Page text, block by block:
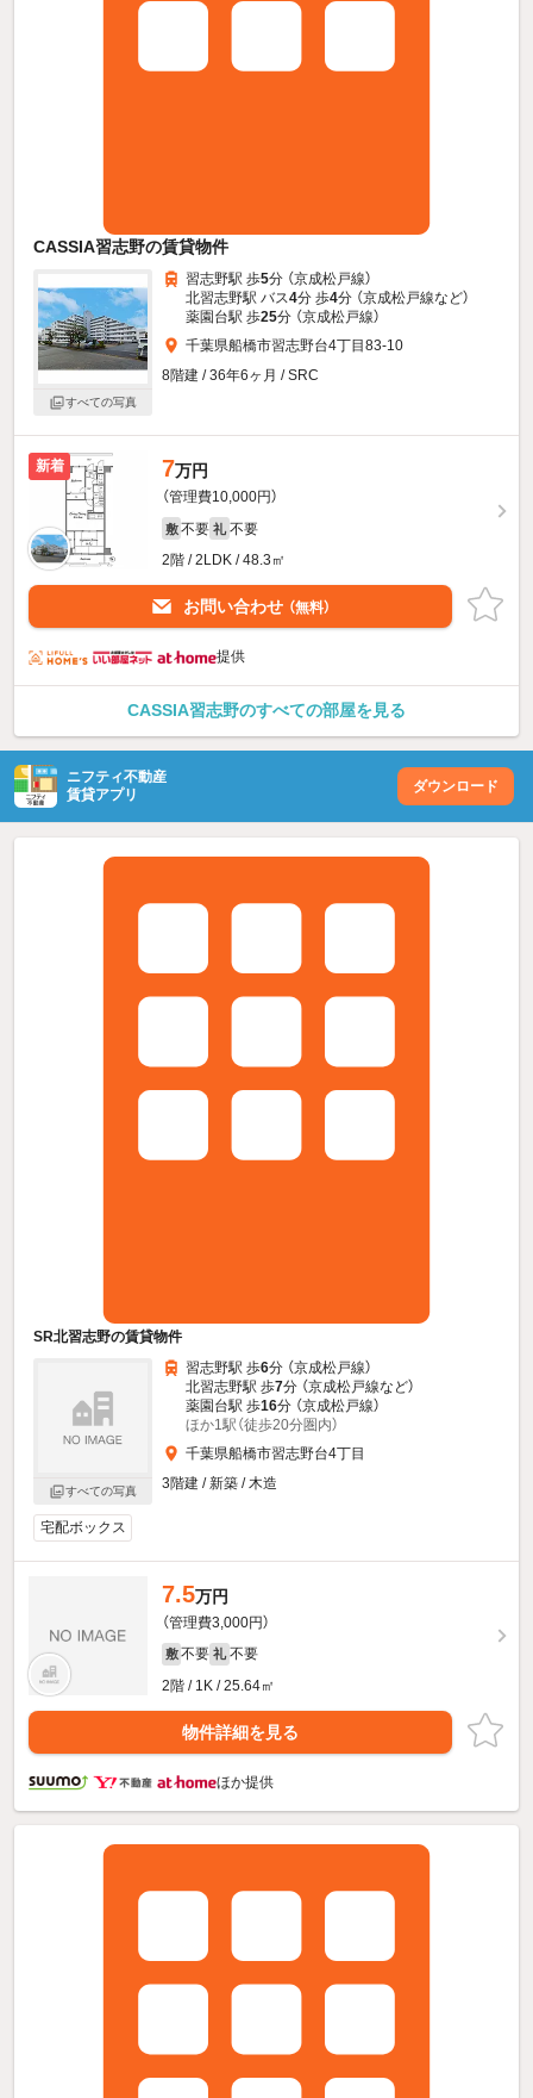
CASSIA習志野の賃貸物件
すべての写真
習志野駅 歩5分 （京成松戸線）
北習志野駅 バス4分 歩4分 （京成松戸線など）
薬園台駅 歩25分 （京成松戸線）
千葉県船橋市習志野台4丁目83-10
8階建 / 36年6ヶ月 / SRC
新着 7万円
（管理費10,000円）
敷 不要 礼 不要
2階 / 2LDK / 48.3㎡
お問い合わせ （無料）
提供
CASSIA習志野のすべての部屋を見る
ニフティ不動産
賃貸アプリ
ダウンロード
SR北習志野の賃貸物件
すべての写真
習志野駅 歩6分 （京成松戸線）
北習志野駅 歩7分 （京成松戸線など）
薬園台駅 歩16分 （京成松戸線）
ほか1駅（徒歩20分圏内）
千葉県船橋市習志野台4丁目
3階建 / 新築 / 木造
宅配ボックス
7.5万円
（管理費3,000円）
敷 不要 礼 不要
2階 / 1K / 25.64㎡
物件詳細を見る
ほか提供